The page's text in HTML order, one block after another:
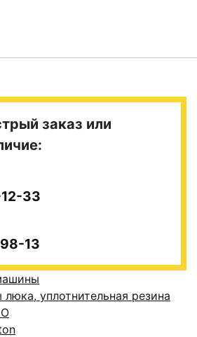
заказ или
33
13
уплотнительная резина